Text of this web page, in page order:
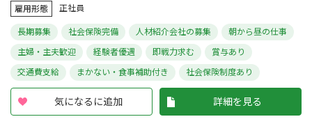
雇用形態
正社員
長期募集 社会保険完備 人材紹介会社の募集
朝から昼の仕事
主婦・主夫歓迎
経験者優遇 即戦力求む
賞与あり
交通費支給
まかない・食事補助付き 社会保険制度あり
気になるに追加 詳細を見る